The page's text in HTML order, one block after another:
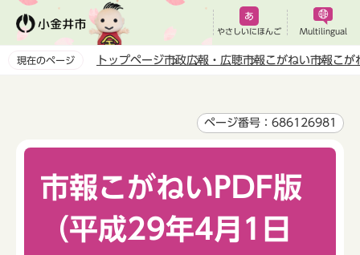
ペ
やさしいにほんご Multilingual
現在のページ トップページ市政広報・広聴市報こがねい市報こが
ページ番号：686126981
市報こがねいPDF版
（平成29年4月1日